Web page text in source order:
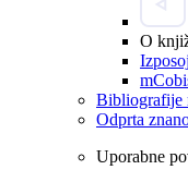
O
Bibliografije
Odprta
Uporabne